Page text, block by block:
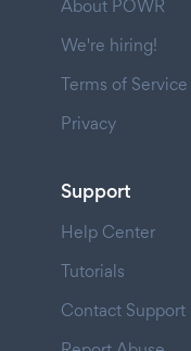
About POWR
We're hiring!
Terms of Service
Privacy
Support
Help Center
Tutorials
Contact Support